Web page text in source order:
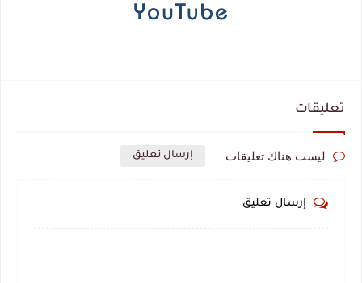
تعليقات
ليست هناك تعليقات إرسال تعليق
إرسال تعليق